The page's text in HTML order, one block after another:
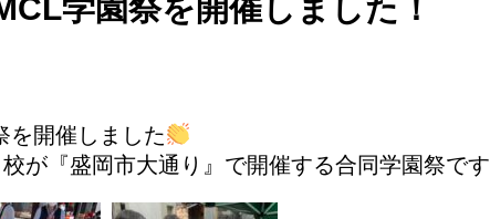
学園祭を開催しました！
を開催しました
が『盛岡市大通り』で開催する合同学園祭です